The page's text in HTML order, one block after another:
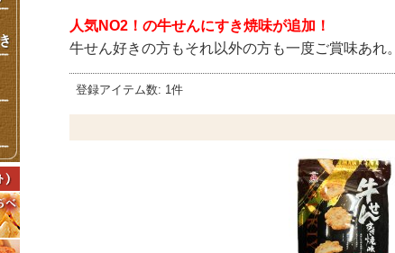
人気NO2！の牛せんにすき焼味が追加！
牛せん好きの方もそれ以外の方も一度ご賞味あれ。
登録アイテム数: 1件